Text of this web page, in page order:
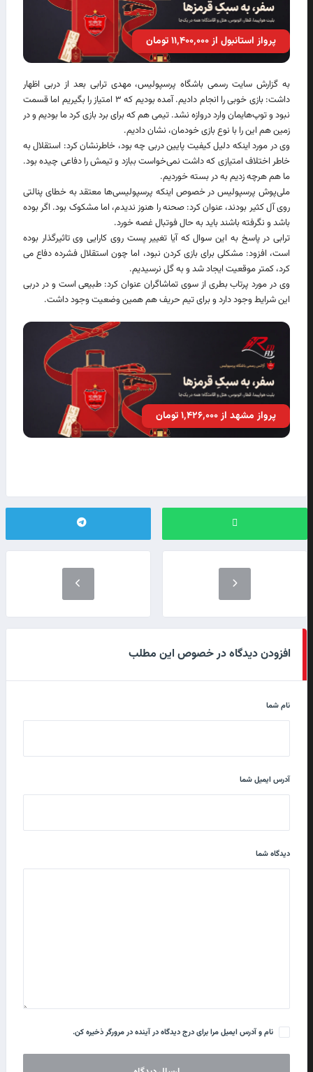
پرواز استانبول از ۱۱٬۴۰۰٬۰۰۰ تومان
به گزارش سایت رسمی باشگاه پرسپولیس، مهدی ترابی بعد از دربی اظهار
داشت: بازی خوبی را انجام دادیم. آمده بودیم که ۳ امتیاز را بگیریم اما قسمت
نبود و توپ‌هایمان وارد دروازه نشد. تیمی هم که برای برد بازی کرد ما بودیم و در
زمین هم این را با نوع بازی خودمان، نشان دادیم.
وی در مورد اینکه دلیل کیفیت پایین دربی چه بود، خاطرنشان کرد: استقلال به
خاطر اختلاف امتیازی که داشت نمی‌خواست ببازد و تیمش را دفاعی چیده بود.
ما هم هرچه زدیم به در بسته خوردیم.
ملی‌پوش پرسپولیس در خصوص اینکه پرسپولیسی‌ها معتقد به خطای پنالتی
روی آل کثیر بودند، عنوان کرد: صحنه را هنوز ندیدم، اما مشکوک بود. اگر بوده
باشد و نگرفته باشند باید به حال فوتبال غصه خورد.
ترابی در پاسخ به این سوال که آیا تغییر پست روی کارایی وی تاثیرگذار بوده
است، افزود: مشکلی برای بازی کردن نبود، اما چون استقلال فشرده دفاع می
کرد، کمتر موقعیت ایجاد شد و به گل نرسیدیم.
وی در مورد پرتاب بطری از سوی تماشاگران عنوان کرد: طبیعی است و در دربی
این شرایط وجود دارد و برای تیم حریف هم همین وضعیت وجود داشت.
پرواز مشهد از ۱٬۴۲۶٬۰۰۰ تومان
افزودن دیدگاه در خصوص این مطلب
نام شما
آدرس ایمیل شما
دیدگاه شما
نام و آدرس ایمیل مرا برای درج دیدگاه در آینده در مرورگر ذخیره کن.